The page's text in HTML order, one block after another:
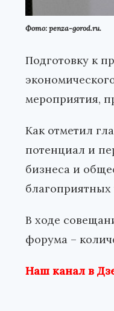
Фото: penza-gorod.ru.
Подготовку к
мероприятия,
Как отметил
потенциал и
бизнеса и
В ходе
форума –
Наш канал в